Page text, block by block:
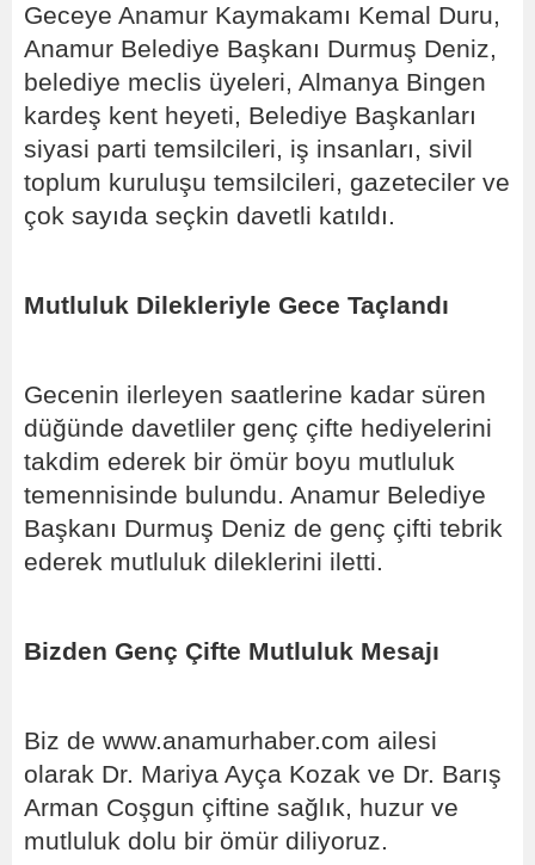
Geceye Anamur Kaymakamı Kemal Duru,
Anamur Belediye Başkanı Durmuş Deniz,
belediye meclis üyeleri, Almanya Bingen
kardeş kent heyeti, Belediye Başkanları
siyasi parti temsilcileri, iş insanları, sivil
toplum kuruluşu temsilcileri, gazeteciler ve
çok sayıda seçkin davetli katıldı.
Mutluluk Dilekleriyle Gece Taçlandı
Gecenin ilerleyen saatlerine kadar süren
düğünde davetliler genç çifte hediyelerini
takdim ederek bir ömür boyu mutluluk
temennisinde bulundu. Anamur Belediye
Başkanı Durmuş Deniz de genç çifti tebrik
ederek mutluluk dileklerini iletti.
Bizden Genç Çifte Mutluluk Mesajı
Biz de www.anamurhaber.com ailesi
olarak Dr. Mariya Ayça Kozak ve Dr. Barış
Arman Coşgun çiftine sağlık, huzur ve
mutluluk dolu bir ömür diliyoruz.